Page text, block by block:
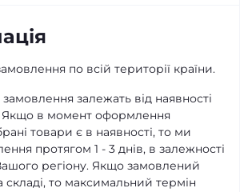
по всій території країни.
залежать від наявності
Якщо в момент оформлення
товари є в наявності, то ми
протягом 1 - 3 днів, в залежності
регіону. Якщо замовлений
складі, то максимальний термін